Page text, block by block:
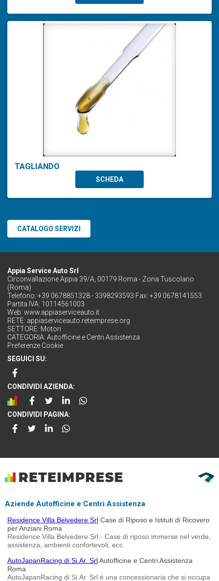
TAGLIANDO
SCHEDA
CATALOGO SERVIZI
Appia Service Auto Srl
Circonvallazione Appia 39/A, 00179 Roma - Zona Tuscolano
(Roma)
Telefono: +39 0678851328 - 3398293593 Fax: +39 0678141553
Partita IVA: 10114561003
Web: www.appiaserviceauto.it
RETE: appiaserviceauto.reteimprese.org
SETTORE: Motori
CATEGORIA: Autofficine e Centri Assistenza
Preferenze Cookie
SEGUICI SU:
CONDIVIDI AZIENDA:
CONDIVIDI PAGINA:
Aziende Autofficine e Centri Assistenza
Residence Villa Belvedere Srl Case di Riposo e Istituti di Ricovero
per Anziani Roma
Residence Villa Belvedere Srl - Case di riposo immerse nel verde,
assistenza, ambienti confortevoli, ecc.
AutoJapanRacing di Si.Ar. SrlAutofficine e Centri Assistenza
Roma
AutoJapanRacing di Si.Ar. Srl è una concessionaria che si occupa